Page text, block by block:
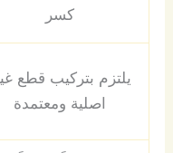
كسر
يلتزم بتركيب قطع
اصلية ومعتمدة